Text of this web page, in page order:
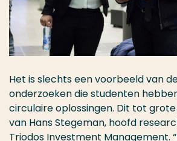
Het is slechts een voorbeeld van
onderzoeken die studenten
circulaire oplossingen. Dit tot
van Hans Stegeman, hoofd
Triodos Investment Management.